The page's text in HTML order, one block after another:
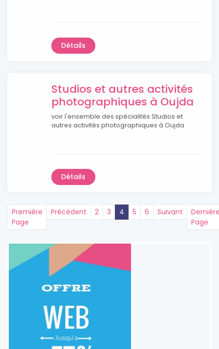
Détails
Studios et autres activités
photographiques à Oujda
voir l'ensemble des spécialités Studios et
autres activités photographiques à Oujda
Détails
Première
Page
Précédent 2 3 4 5 6 Suivant
Page